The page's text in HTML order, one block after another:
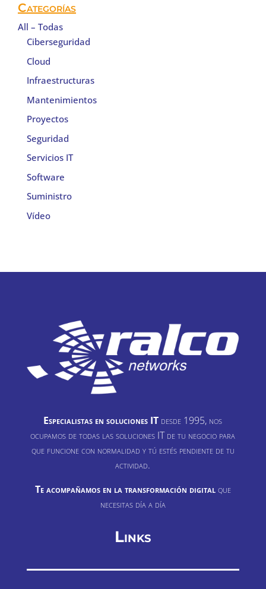
Categorías
All – Todas
Ciberseguridad
Cloud
Infraestructuras
Mantenimientos
Proyectos
Seguridad
Servicios IT
Software
Suministro
Vídeo
Especialistas en soluciones IT desde 1995, nos
ocupamos de todas las soluciones IT de tu negocio para
que funcione con normalidad y tú estés pendiente de tu
actividad.
Te acompañamos en la transformación digitalque
necesitas día a día
Links